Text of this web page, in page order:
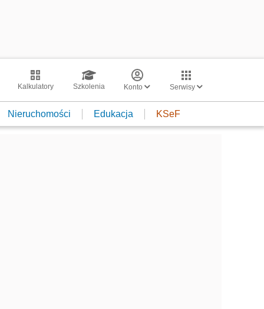
Kalkulatory Szkolenia Konto Serwisy
Nieruchomości Edukacja KSeF